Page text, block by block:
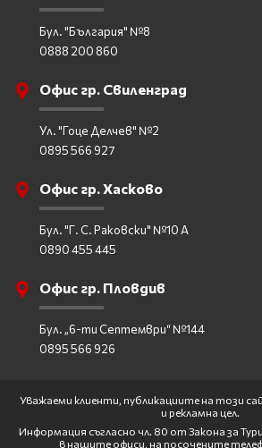
Бул. "България" №8
0888 200 860
Офис гр. Свиленград
Ул. "Гоце Делчев" №2
0895 566 927
Офис гр. Хасково
Бул. "Г. С. Раковски" №10 А
0890 455 445
Офис гр. Пловдив
Бул. „6-ти Септември“ №144
0895 566 926
Уважаеми клиенти, публикациите на този
и рекламна цел.
Информация съгласно чл. 80 от Закона за
в нашите офиси, на посочените